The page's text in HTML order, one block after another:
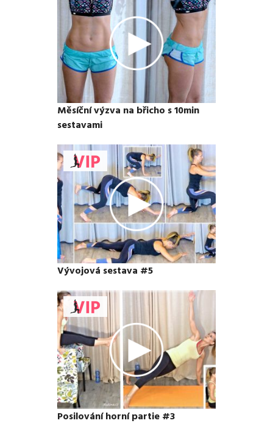
Měsíční výzva na břicho s 10min
sestavami
Vývojová sestava #5
Posilování horní partie #3